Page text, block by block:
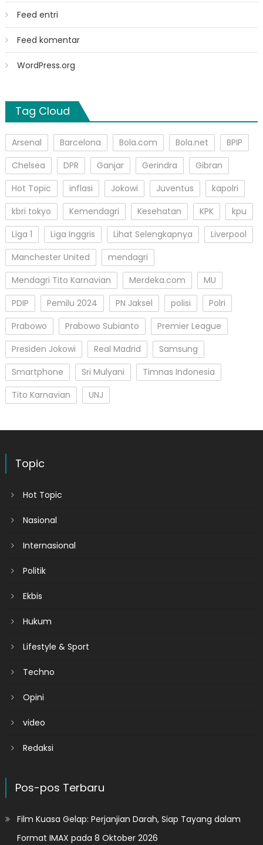
Feed entri
Feed komentar
WordPress.org
Tag Cloud
Arsenal Barcelona Bola.com Bola.net
BPIP
Chelsea
DPR Ganjar Gerindra
Gibran
Hot Topic
inflasi Jokowi Juventus
kapolri
kbri tokyo
Kemendagri Kesehatan KPK
kpu
Liga 1
Liga Inggris Lihat Selengkapnya
Liverpool
Manchester United
mendagri
Mendagri Tito Karnavian
Merdeka.com
MU
PDIP
Pemilu 2024 PN Jaksel polisi
Polri
Prabowo
Prabowo Subianto
Premier League
Presiden Jokowi
Real Madrid
Samsung
Smartphone
Sri Mulyani
Timnas Indonesia
Tito Karnavian
UNJ
Topic
Hot Topic
Nasional
Internasional
Politik
Ekbis
Hukum
Lifestyle & Sport
Techno
Opini
video
Redaksi
Pos-pos Terbaru
Film Kuasa Gelap: Perjanjian Darah, Siap Tayang dalam
Format IMAX pada 8 Oktober 2026